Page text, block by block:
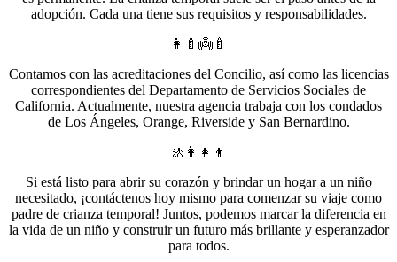
adopción. Cada una tiene sus requisitos y responsabilidades.
👩‍🍼👼🍼
Contamos con las acreditaciones del Concilio, así como las licencias
correspondientes del Departamento de Servicios Sociales de
California. Actualmente, nuestra agencia trabaja con los condados
de Los Ángeles, Orange, Riverside y San Bernardino.
🚸👩‍👧‍👦
Si está listo para abrir su corazón y brindar un hogar a un niño
necesitado, ¡contáctenos hoy mismo para comenzar su viaje como
padre de crianza temporal! Juntos, podemos marcar la diferencia en
la vida de un niño y construir un futuro más brillante y esperanzador
para todos.